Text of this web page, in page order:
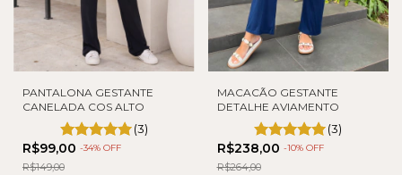
PANTALONA GESTANTE
CANELADA COS ALTO
(3)
R$99,00 -34% OFF
R$149,00
MACACÃO GESTANTE
DETALHE AVIAMENTO
(3)
R$238,00 -10% OFF
R$264,00